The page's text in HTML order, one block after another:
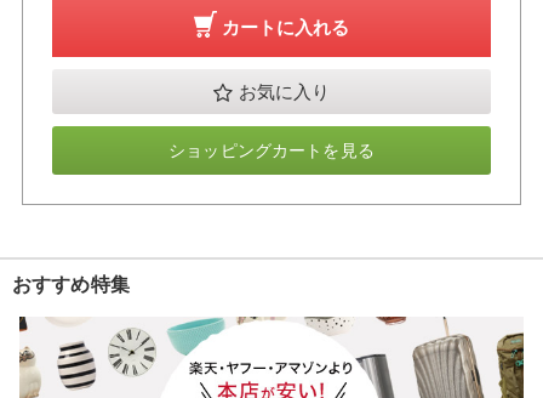
カートに入れる
お気に入り
ショッピングカートを見る
おすすめ特集